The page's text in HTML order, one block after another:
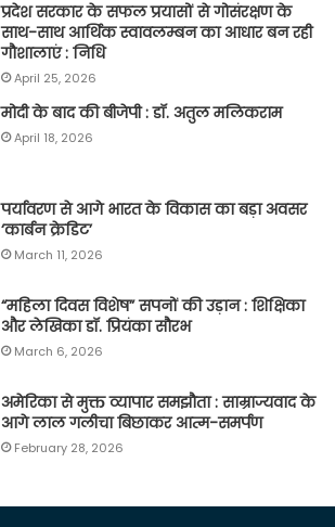
प्रदेश सरकार के सफल प्रयासों से गोसंरक्षण के
साथ-साथ आर्थिक स्वावलम्बन का आधार बन रही
गौशालाएं : निधि
April 25, 2026
मोदी के बाद की बीजेपी : डॉ. अतुल मलिकराम
April 18, 2026
पर्यावरण से आगे भारत के विकास का बड़ा अवसर
‘कार्बन क्रेडिट’
March 11, 2026
“महिला दिवस विशेष” सपनों की उड़ान : शिक्षिका
और लेखिका डॉ. प्रियंका सौरभ
March 6, 2026
अमेरिका से मुक्त व्यापार समझौता : साम्राज्यवाद के
आगे लाल गलीचा बिछाकर आत्म-समर्पण
February 28, 2026